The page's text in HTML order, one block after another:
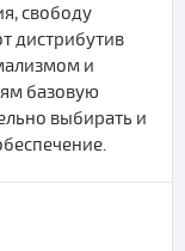
свободу
дистрибутив
и
базовую
выбирать и